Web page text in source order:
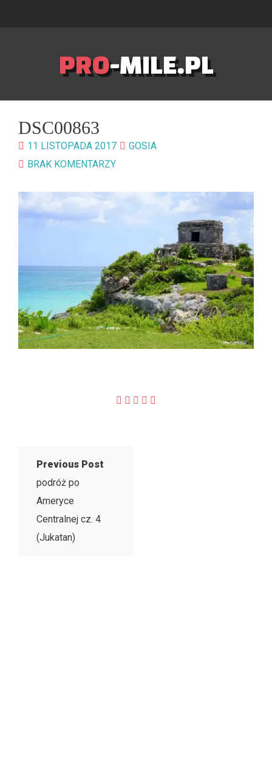
PRO-MILE.PL
DSC00863
11 LISTOPADA 2017
GOSIA
BRAK KOMENTARZY
Previous Post
podróż po
Ameryce
Centralnej cz. 4
(Jukatan)